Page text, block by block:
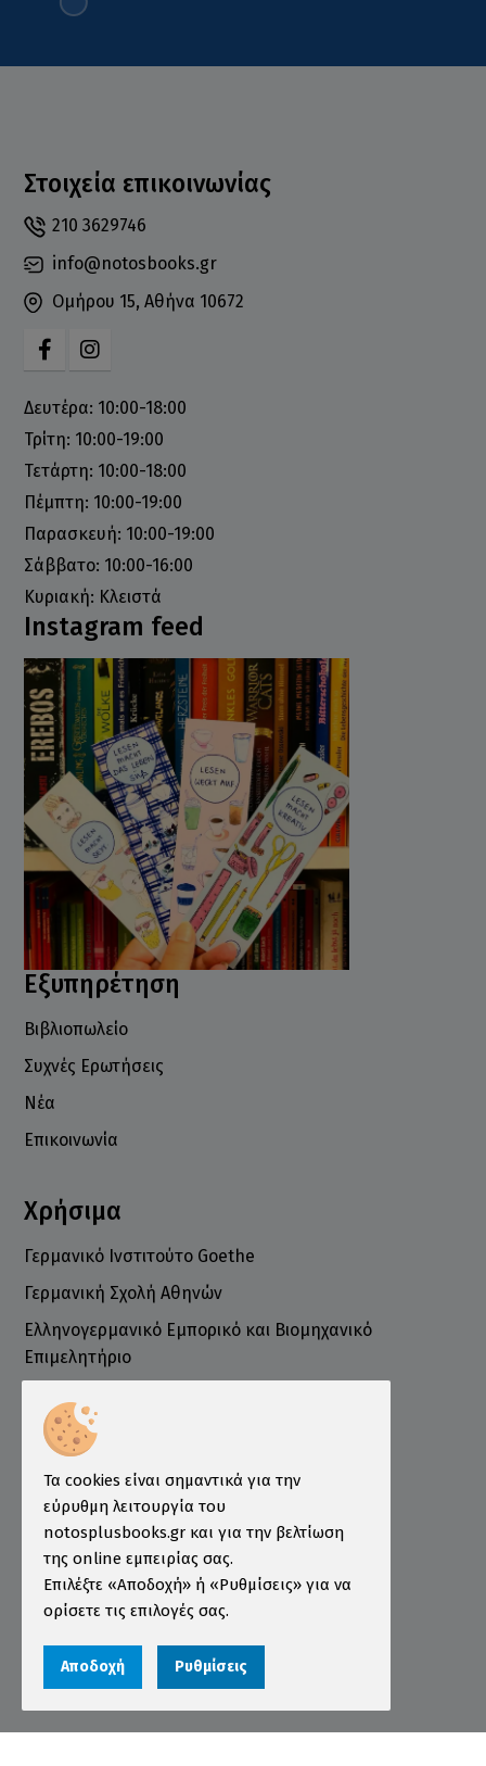
Στοιχεία επικοινωνίας
210 3629746
info@notosbooks.gr
Ομήρου 15, Αθήνα 10672
Δευτέρα: 10:00-18:00
Τρίτη: 10:00-19:00
Τετάρτη: 10:00-18:00
Πέμπτη: 10:00-19:00
Παρασκευή: 10:00-19:00
Σάββατο: 10:00-16:00
Κυριακή: Κλειστά
Instagram feed
Εξυπηρέτηση
Βιβλιοπωλείο
Συχνές Ερωτήσεις
Νέα
Επικοινωνία
Χρήσιμα
Γερμανικό Ινστιτούτο Goethe
Γερμανική Σχολή Αθηνών
Ελληνογερμανικό Εμπορικό και Βιομηχανικό
Επιμελητήριο
Πληροφορίες
Τρόποι Πληρωμής
Τρόποι Αποστολής
Εγγύηση - Επιστροφές
Όροι χρήσης
Προστασία Προσωπικών Δεδομένων
Cookies
Τα cookies είναι σημαντικά για την
εύρυθμη λειτουργία του
notosplusbooks.gr και για την βελτίωση
της online εμπειρίας σας.
Επιλέξτε «Αποδοχή» ή «Ρυθμίσεις» για να
ορίσετε τις επιλογές σας.
Αποδοχή Ρυθμίσεις